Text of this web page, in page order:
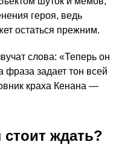
героя, ведь
остаться прежним.
слова: «Теперь он
фраза задает тон всей
краха Кенана —
стоит ждать?